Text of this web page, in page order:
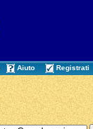
Aiuto Registrati